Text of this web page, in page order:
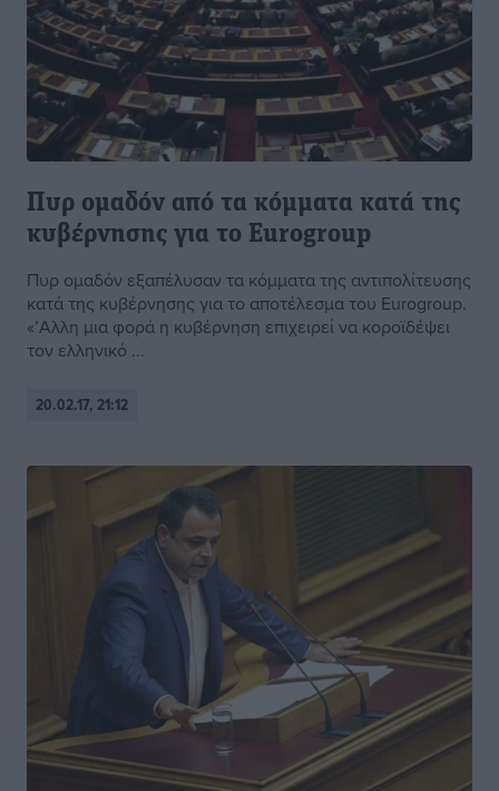
Πυρ ομαδόν από τα κόμματα κατά της
κυβέρνησης για το Eurogroup
Πυρ ομαδόν εξαπέλυσαν τα κόμματα της αντιπολίτευσης
κατά της κυβέρνησης για το αποτέλεσμα του Eurogroup.
«’Αλλη μια φορά η κυβέρνηση επιχειρεί να κοροϊδέψει
τον ελληνικό ...
20.02.17, 21:12